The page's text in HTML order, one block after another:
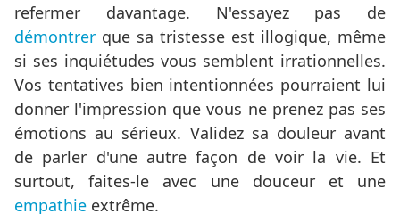
refermer davantage. N'essayez pas de
démontrer que sa tristesse est illogique, même
si ses inquiétudes vous semblent irrationnelles.
Vos tentatives bien intentionnées pourraient lui
donner l'impression que vous ne prenez pas ses
émotions au sérieux. Validez sa douleur avant
de parler d'une autre façon de voir la vie. Et
surtout, faites-le avec une douceur et une
empathie extrême.